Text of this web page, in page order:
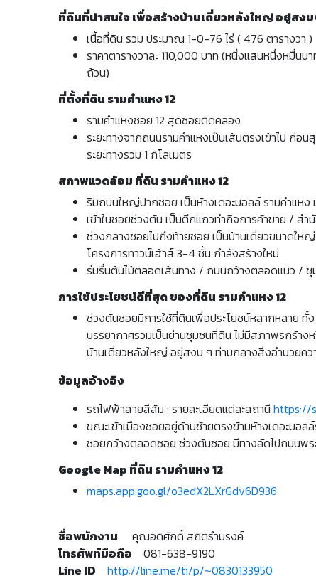
ที่ดินที่น่าสนใจ เพื่อสร้างบ้านเดี่ยวหลังใหญ่ อยู่สงบ
เนื้อที่ดิน รวม ประมาณ 1-0-76 ไร่ ( 476 ตารางวา )
ราคาตารางวาละ 110,000 บาท (หนึ่งแสนหนึ่งหมื่น
ถ้วน)
ที่ตั้งที่ดิน รามคำแหง 12
รามคำแหงซอย 12 สุดซอยติดคลอง
ระยะทางจากถนนรามคำแหงเป็นเส้นตรงเข้าไป ก่อ
ระยะทางรวม 1 กิโลเมตร
สภาพแวดล้อม ที่ดิน รามคำแหง 12
ริมถนนใหญ่ปากซอย เป็นห้างเดอะมอลล์ รามคำแหง
เข้าในซอยช่วงต้น เป็นตึกแถวทำกิจการค้าขาย / สำ
ช่วงกลางซอยไปถึงท้ายซอย เป็นบ้านเดี่ยวขนาดให
โครงการทาวน์เฮ้าส์ 3-4 ชั้น กำลังสร้างใหม่
ร่มรื่นต้นไม้ตลอดเส้นทาง / ถนนกว้างตลอดแนว / ชุ
การใช้ประโยชน์ดีที่สุด ของที่ดิน รามคำแหง 12
ช่วงต้นซอยมีการใช้ที่ดินเพื่อประโยชน์หลากหลาย ทั้
บรรยากาศรวมเป็นย่านชุมชนที่ดิน ไม่มีสภาพรกร้าง
บ้านเดี่ยวหลังใหญ่ อยู่สงบ ๆ ท่ามกลางสิ่งอำนวยค
ข้อมูลอ้างอิง
รถไฟฟ้าสายสีส้ม : รายละเอียดแต่ละสถานีhttps://
ขณะเข้าเมืองซอยอยู่ด้านซ้ายตรงข้ามห้างเดอะมอล
ซอยกว้างตลอดซอย ช่วงต้นซอย มีทางลัดไปถนนพร
Google Map ที่ดิน รามคำแหง 12
maps.app.goo.gl/o3edX2LXrGdv6D936
ชื่อพนักงาน คุณอดิศักดิ์ สถิตธำมรงค์
โทรศัพท์มือถือ 081-638-9190
Line ID
http://line.me/ti/p/~0830133950